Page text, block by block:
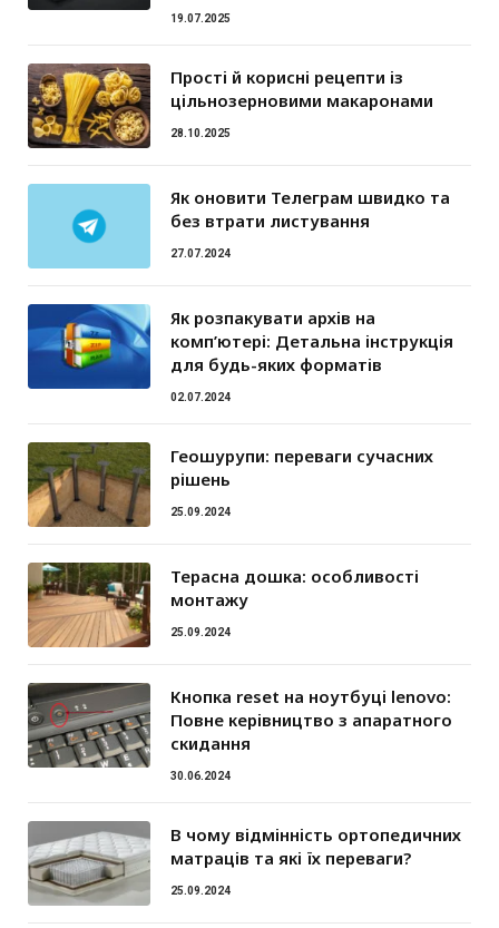
19.07.2025
Прості й корисні рецепти із
цільнозерновими макаронами
28.10.2025
Як оновити Телеграм швидко та
без втрати листування
27.07.2024
Як розпакувати архів на
комп’ютері: Детальна інструкція
для будь-яких форматів
02.07.2024
Геошурупи: переваги сучасних
рішень
25.09.2024
Терасна дошка: особливості
монтажу
25.09.2024
Кнопка reset на ноутбуці lenovo:
Повне керівництво з апаратного
скидання
30.06.2024
В чому відмінність ортопедичних
матраців та які їх переваги?
25.09.2024